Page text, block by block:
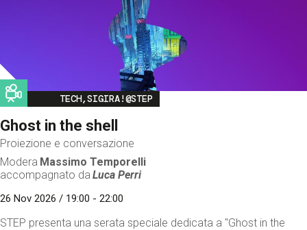
Image
TECH,SIGIRA!@STEP
Ghost in the shell
Proiezione e conversazione
Modera Massimo Temporelli
accompagnato da Luca Perri
26 Nov 2026 / 19:00 - 22:00
STEP presenta una serata speciale dedicata a "Ghost in the